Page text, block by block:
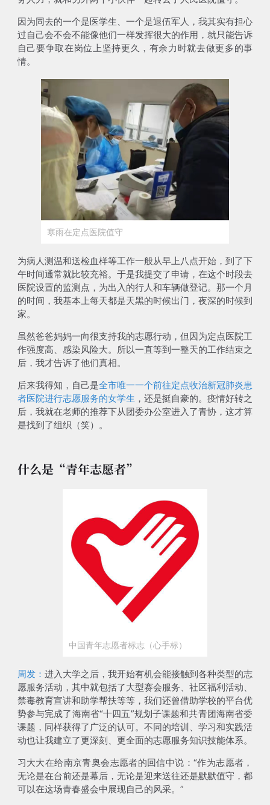
因为同去的一个是医学生、一个是退伍军人，我其实有担心
过自己会不会不能像他们一样发挥很大的作用，就只能告诉
自己要争取在岗位上坚持更久，有余力时就去做更多的事
情。
寒雨在定点医院值守
为病人测温和送检血样等工作一般从早上八点开始，到了下
午时间通常就比较充裕。于是我提交了申请，在这个时段去
医院设置的监测点，为出入的行人和车辆做登记。那一个月
的时间，我基本上每天都是天黑的时候出门，夜深的时候到
家。
虽然爸爸妈妈一向很支持我的志愿行动，但因为定点医院工
作强度高、感染风险大。所以一直等到一整天的工作结束之
后，我才告诉了他们真相。
后来我得知，自己是全市唯一一个前往定点收治新冠肺炎患
者医院进行志愿服务的女学生 ，还是挺自豪的。疫情好转之
后，我就在老师的推荐下从团委办公室进入了青协，这才算
是找到了组织（笑）。
什么是“青年志愿者”
中国青年志愿者标志（心手标）
周发： 进入大学之后，我开始有机会能接触到各种类型的志
愿服务活动，其中就包括了大型赛会服务、社区福利活动、
禁毒教育宣讲和助学帮扶等等 ，我们还曾借助学校的平台优
势参与完成了海南省“十四五”规划子课题和共青团海南省委
课题，同样获得了广泛的认可。不同的培训、学习和实践活
动也让我建立了更深刻、更全面的志愿服务知识技能体系。
习大大在给南京青奥会志愿者的回信中说：“作为志愿者，
无论是在台前还是幕后，无论是迎来送往还是默默值守，都
可以在这场青春盛会中展现自己的风采。”